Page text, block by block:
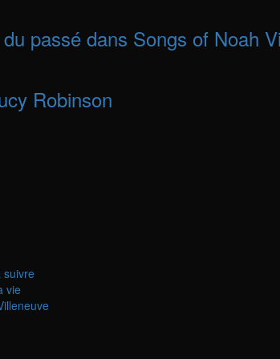
passé dans Songs of Noah
Robinson
suivre
vie